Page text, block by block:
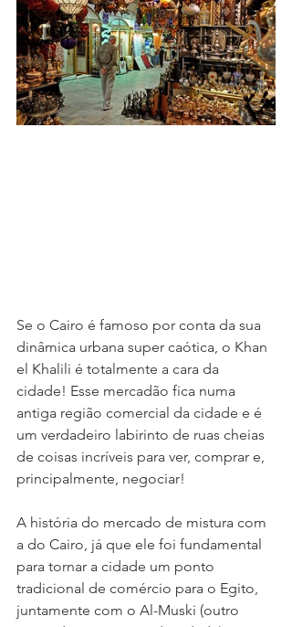
Se o Cairo é famoso por conta da sua
dinâmica urbana super caótica, o Khan
el Khalili é totalmente a cara da
cidade! Esse mercadão fica numa
antiga região comercial da cidade e é
um verdadeiro labirinto de ruas cheias
de coisas incríveis para ver, comprar e,
principalmente, negociar!
A história do mercado de mistura com
a do Cairo, já que ele foi fundamental
para tornar a cidade um ponto
tradicional de comércio para o Egito,
juntamente com o Al-Muski (outro